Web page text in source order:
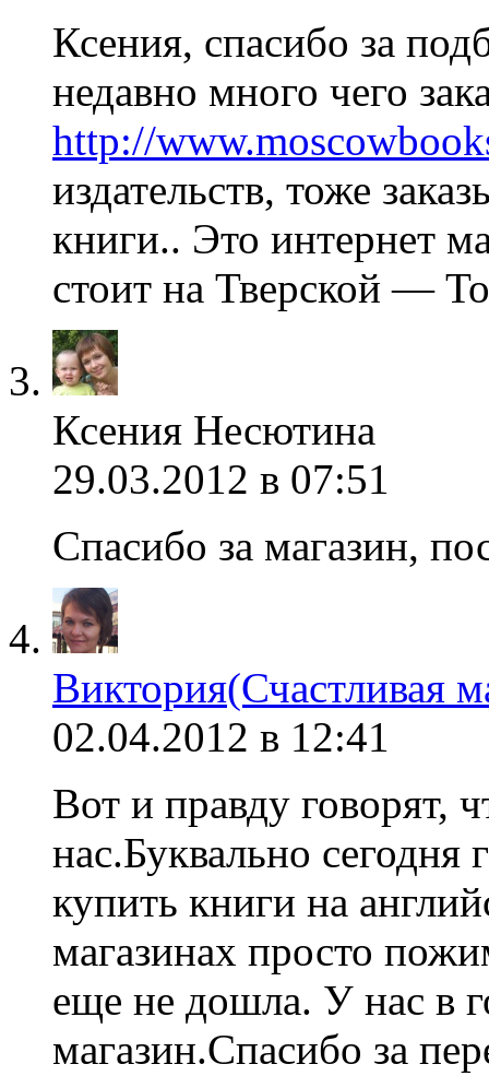
Ксения, спасибо за
недавно много чего
http://
издательств, тоже
книги.. Это интернет
стоит на Тверской —
Ксения Несютина
29.03.2012 в 07:51
Спасибо за магазин,
Виктория(Счастливая
02.04.2012 в 12:41
Вот и правду говорят,
нас.Буквально сегодня
купить книги на
магазинах просто
еще не дошла. У нас в
магазин.Спасибо за